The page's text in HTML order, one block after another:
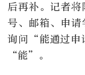
后再补。记者
号、邮箱、申请
询问“能通过申
“能”。